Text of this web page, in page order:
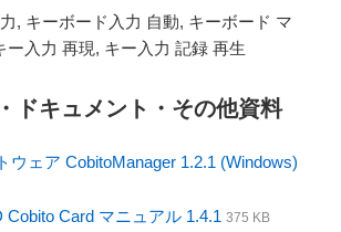
, キーボード入力 自動, キーボード マ
ー入力 再現, キー入力 記録 再生
ドキュメント・その他資料
ウェア CobitoManager 1.2.1 (Windows)
Cobito Card マニュアル 1.4.1 375 KB